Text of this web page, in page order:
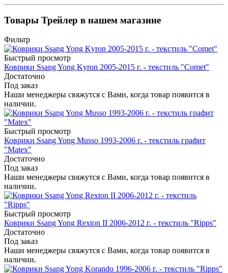
Товары Трейлер в нашем магазине
Фильтр
Быстрый просмотр
Коврики Ssang Yong Kyron 2005-2015 г. - текстиль "Comet"
Достаточно
Под заказ
Наши менеджеры свяжутся с Вами, когда товар появится в
наличии.
Быстрый просмотр
Коврики Ssang Yong Musso 1993-2006 г. - текстиль графит
"Matex"
Достаточно
Под заказ
Наши менеджеры свяжутся с Вами, когда товар появится в
наличии.
Быстрый просмотр
Коврики Ssang Yong Rexton II 2006-2012 г. - текстиль "Ripps"
Достаточно
Под заказ
Наши менеджеры свяжутся с Вами, когда товар появится в
наличии.